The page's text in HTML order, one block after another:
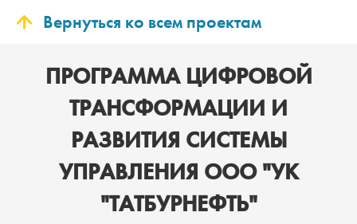
Вернуться ко всем проектам
ПРОГРАММА ЦИФРОВОЙ
ТРАНСФОРМАЦИИ И
РАЗВИТИЯ СИСТЕМЫ
УПРАВЛЕНИЯ ООО "УК
"ТАТБУРНЕФТЬ"